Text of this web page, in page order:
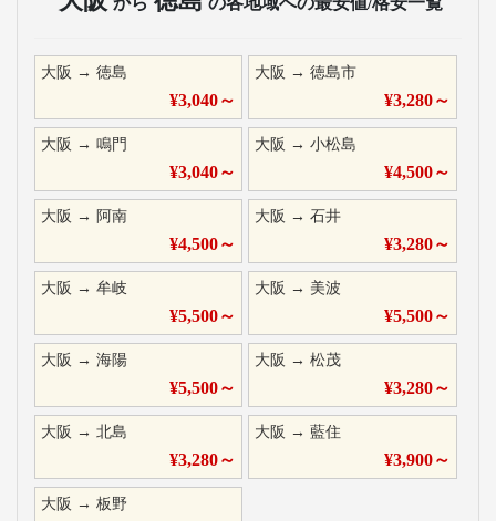
大阪 → 徳島
¥3,040～
大阪 →徳島市
¥3,280～
大阪 → 鳴門
¥3,040～
大阪 →小松島
¥4,500～
大阪 → 阿南
¥4,500～
大阪 →石井
¥3,280～
大阪 → 牟岐
¥5,500～
大阪 → 美波
¥5,500～
大阪 → 海陽
¥5,500～
大阪 →松茂
¥3,280～
大阪 → 北島
¥3,280～
大阪 → 藍住
¥3,900～
大阪 → 板野